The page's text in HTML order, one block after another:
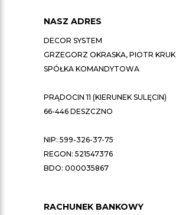
NASZ ADRES
DECOR SYSTEM
GRZEGORZ OKRASKA, PIOTR KRUK
SPÓŁKA KOMANDYTOWA
PRĄDOCIN 11 (KIERUNEK SULĘCIN)
66-446 DESZCZNO
NIP: 599-326-37-75
REGON: 521547376
BDO: 000035867
RACHUNEK BANKOWY